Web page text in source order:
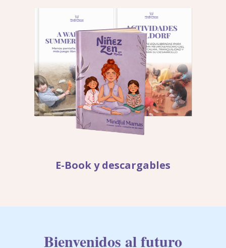
E-Book y descargables
Bienvenidos al futuro